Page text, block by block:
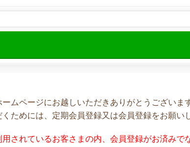
ムページにお越しいただきありがとうございま
ためには、定期会員登録又は会員登録をお願い
されているお客さまの内、会員登録がお済みで